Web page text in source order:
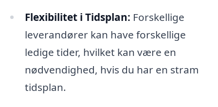
Flexibilitet i Tidsplan: Forskellige
leverandører kan have forskellige
ledige tider, hvilket kan være en
nødvendighed, hvis du har en stram
tidsplan.